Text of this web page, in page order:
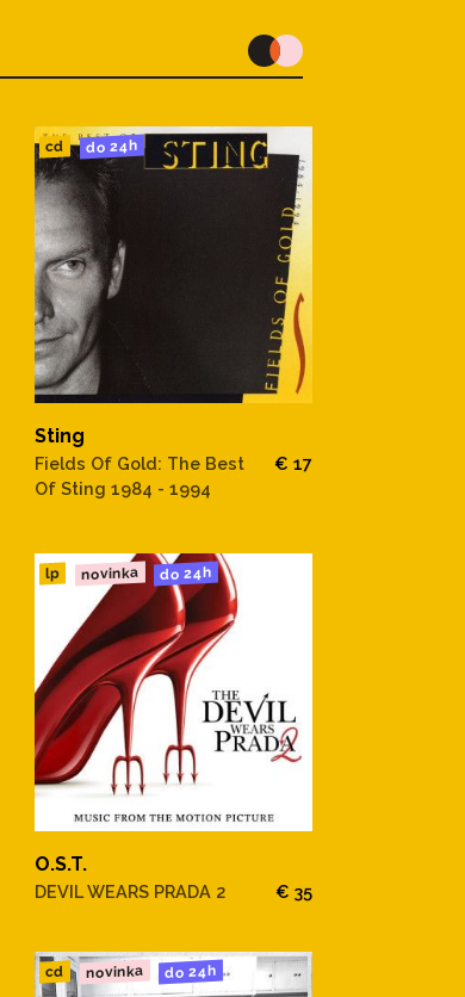
cd do 24h
Sting
Fields Of Gold: The Best
Of Sting 1984 - 1994
€ 17
lp novinka do 24h
O.S.T.
DEVIL WEARS PRADA 2 € 35
cd novinka do 24h